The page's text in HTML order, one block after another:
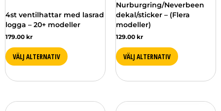
4st ventilhattar med lasrad
logga – 20+ modeller
179.00 kr
VÄLJ ALTERNATIV
produktsidan
Nurburgring/Neverbeen
dekal/sticker – (Flera
modeller)
129.00 kr
VÄLJ ALTERNATIV
på
produktsidan
Den